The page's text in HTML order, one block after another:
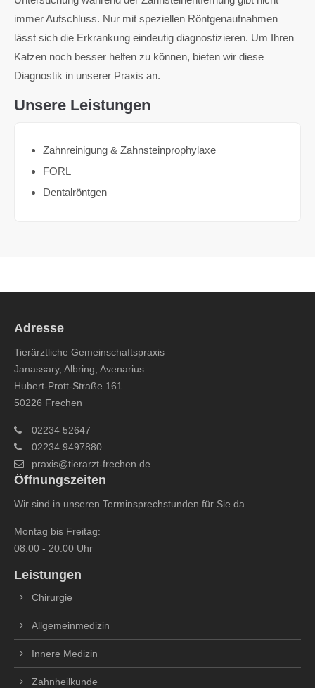
immer Aufschluss. Nur mit speziellen Röntgenaufnahmen
lässt sich die Erkrankung eindeutig diagnostizieren. Um Ihren
Katzen noch besser helfen zu können, bieten wir diese
Diagnostik in unserer Praxis an.
Unsere Leistungen
Zahnreinigung & Zahnsteinprophylaxe
FORL
Dentalröntgen
Adresse
Tierärztliche Gemeinschaftspraxis
Janassary, Albring, Avenarius
Hubert-Prott-Straße 161
50226 Frechen
02234 52647
02234 9497880
praxis@tierarzt-frechen.de
Öffnungszeiten
Wir sind in unseren Terminsprechstunden für Sie da.
Montag bis Freitag:
08:00 - 20:00 Uhr
Leistungen
Chirurgie
Allgemeinmedizin
Innere Medizin
Zahnheilkunde